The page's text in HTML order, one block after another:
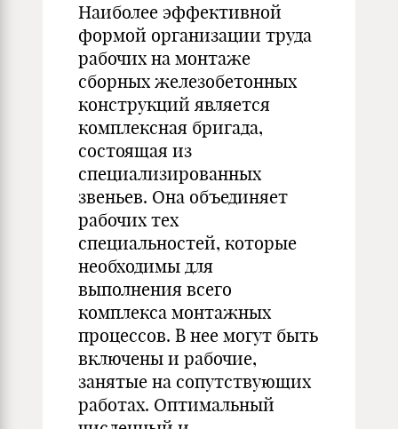
Наиболее эффективной
формой организации труда
рабочих на монтаже
сборных железобетонных
конструкций является
комплексная бригада,
состоящая из
специализированных
звеньев. Она объединяет
рабочих тех
специальностей, которые
необходимы для
выполнения всего
комплекса монтажных
процессов. В нее могут быть
включены и рабочие,
занятые на сопутствующих
работах. Оптимальный